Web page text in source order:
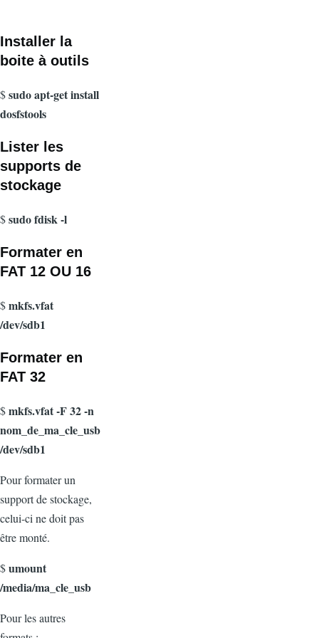
Installer la
boite à outils
$sudo apt-get install
dosfstools
Lister les
supports de
stockage
$sudo fdisk -l
Formater en
FAT 12 OU 16
$mkfs.vfat
/dev/sdb1
Formater en
FAT 32
$mkfs.vfat -F 32 -n
nom_de_ma_cle_usb
/dev/sdb1
Pour formater un
support de stockage,
celui-ci ne doit pas
être monté.
$umount
/media/ma_cle_usb
Pour les autres